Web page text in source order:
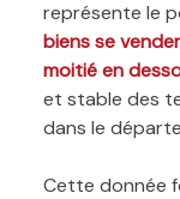
représente le
biens se
moitié en
et stable des
dans le
Cette donnée